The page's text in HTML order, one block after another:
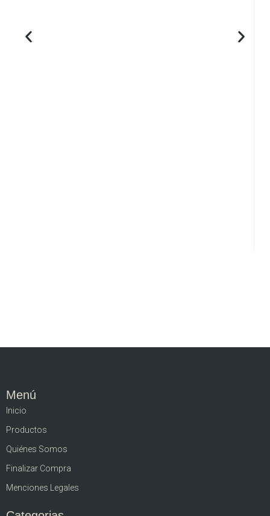
Menú
Inicio
Productos
Quiénes Somos
Finalizar Compra
Menciones Legales